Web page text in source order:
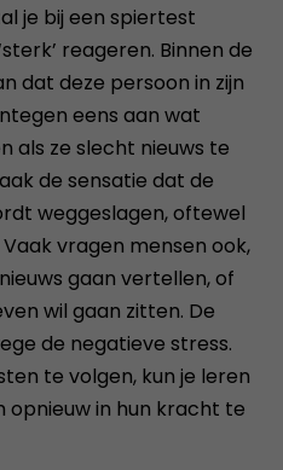
je bij een spiertest
reageren. Binnen de
dat deze persoon in zijn
eens aan wat
als ze slecht nieuws te
de sensatie dat de
weggeslagen, oftewel
vragen mensen ook,
gaan vertellen, of
wil gaan zitten. De
de negatieve stress.
te volgen, kun je leren
in hun kracht te